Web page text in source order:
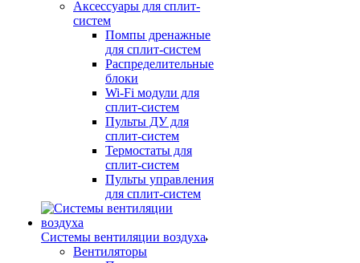
Аксессуары для сплит-
систем
Помпы дренажные
для сплит-систем
Распределительные
блоки
Wi-Fi модули для
сплит-систем
Пульты ДУ для
сплит-систем
Термостаты для
сплит-систем
Пульты управления
для сплит-систем
Системы вентиляции воздуха
Вентиляторы